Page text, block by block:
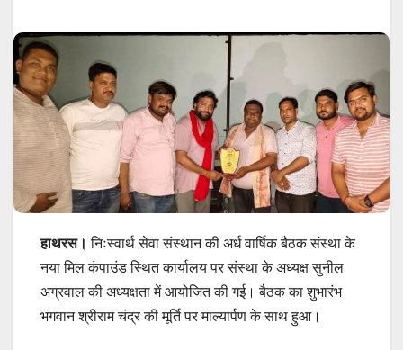
हाथरस। निःस्वार्थ सेवा संस्थान की अर्ध वार्षिक बैठक संस्था के
नया मिल कंपाउंड स्थित कार्यालय पर संस्था के अध्यक्ष सुनील
अग्रवाल की अध्यक्षता में आयोजित की गई। बैठक का शुभारंभ
भगवान श्रीराम चंद्र की मूर्ति पर माल्यार्पण के साथ हुआ।